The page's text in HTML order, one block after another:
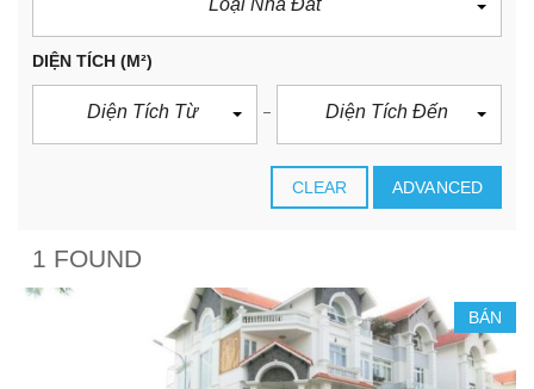
Loại Nhà Đất
DIỆN TÍCH (M²)
Diện Tích Từ Diện Tích Đến
CLEAR ADVANCED
1 FOUND
BÁN